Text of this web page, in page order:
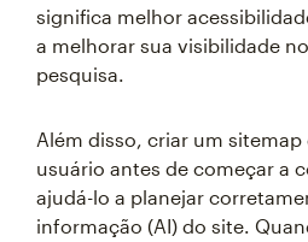
significa melhor
a melhorar sua visibilidade
pesquisa.
Além disso, criar um sitemap
usuário antes de começar a
ajudá-lo a planejar
informação (AI) do site.